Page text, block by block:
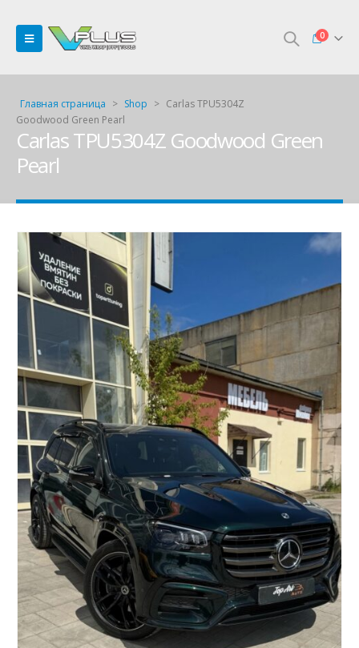
0
Главная страница > Shop > Carlas TPU5304Z
Goodwood Green Pearl
Carlas TPU5304Z Goodwood Green
Pearl